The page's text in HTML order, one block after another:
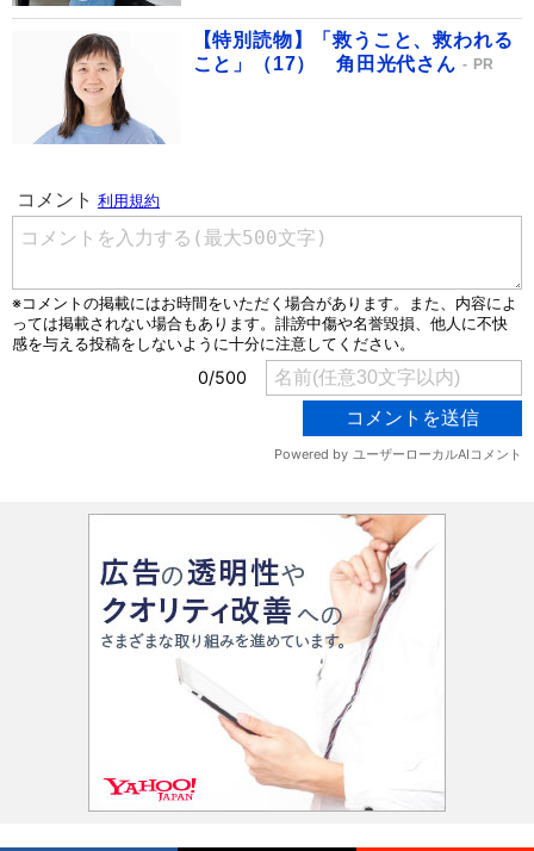
【特別読物】「救うこと、救われる
こと」（17） 角田光代さん
PR